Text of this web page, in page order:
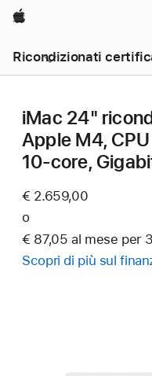
Apple
Ricondizionati
iMac 24"
Apple M4,
10‑core,
€ 2.659,00
o
€ 87,05 al mese per
Scopri di più sul